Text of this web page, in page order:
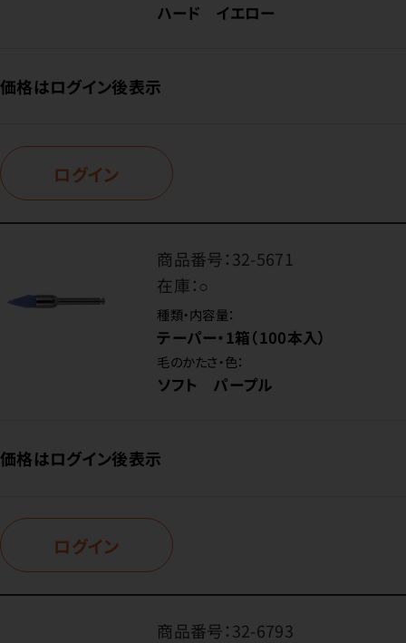
ハード イエロー
価格はログイン後表示
ログイン
商品番号：32-5671
在庫：○
種類・内容量：
テーパー・1箱（100本入）
毛のかたさ・色：
ソフト パープル
価格はログイン後表示
ログイン
商品番号：32-6793